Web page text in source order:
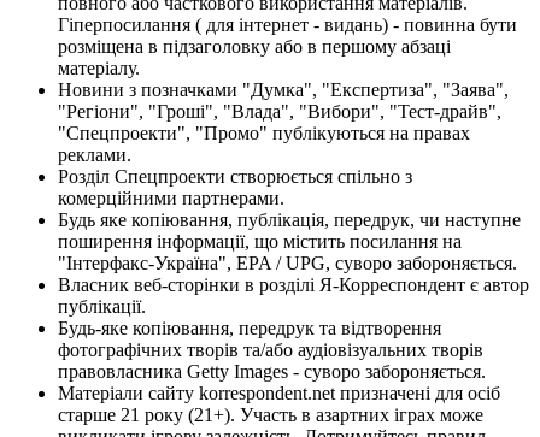
Гіперпосилання ( для інтернет - видань) - повинна бути
розміщена в підзаголовку або в першому абзаці
матеріалу.
Новини з позначками "Думка", "Експертиза", "Заява",
"Регіони", "Гроші", "Влада", "Вибори", "Тест-драйв",
"Спецпроекти", "Промо" публікуються на правах
реклами.
Розділ Спецпроекти створюється спільно з
комерційними партнерами.
Будь яке копіювання, публікація, передрук, чи наступне
поширення інформації, що містить посилання на
"Інтерфакс-Україна", EPA / UPG, суворо забороняється.
Власник веб-сторінки в розділі Я-Корреспондент є автор
публікації.
Будь-яке копіювання, передрук та відтворення
фотографічних творів та/або аудіовізуальних творів
правовласника Getty Images - суворо забороняється.
Матеріали сайту korrespondent.net призначені для осіб
старше 21 року (21+). Участь в азартних іграх може